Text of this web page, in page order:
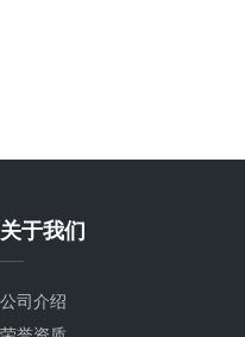
关于我们
公司介绍